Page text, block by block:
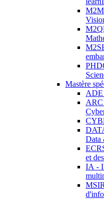
Mastère
ADE
ARC
Data
et
IA -